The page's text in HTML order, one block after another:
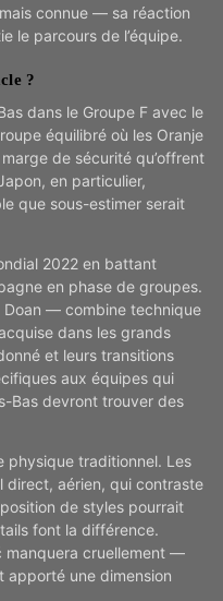
connue — sa réaction
le parcours de l’équipe.
?
dans le Groupe F avec le
équilibré où les Oranje
de sécurité qu’offrent
en particulier,
que sous-estimer serait
2022 en battant
en phase de groupes.
— combine technique
dans les grands
et leurs transitions
aux équipes qui
Bas devront trouver des
physique traditionnel. Les
direct, aérien, qui contraste
de styles pourrait
font la différence.
manquera cruellement —
apporté une dimension